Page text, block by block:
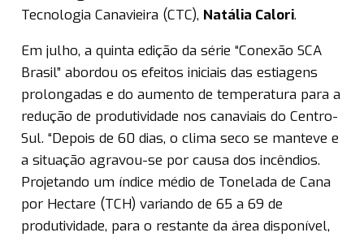
Tecnologia Canavieira (CTC), Natália Calori.
Em julho, a quinta edição da série “Conexão SCA
Brasil” abordou os efeitos iniciais das estiagens
prolongadas e do aumento de temperatura para a
redução de produtividade nos canaviais do Centro-
Sul. “Depois de 60 dias, o clima seco se manteve e
a situação agravou-se por causa dos incêndios.
Projetando um índice médio de Tonelada de Cana
por Hectare (TCH) variando de 65 a 69 de
produtividade, para o restante da área disponível,